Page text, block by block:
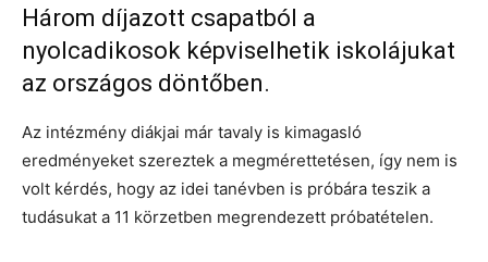
Három díjazott csapatból a
nyolcadikosok képviselhetik iskolájukat
az országos döntőben.
Az intézmény diákjai már tavaly is kimagasló
eredményeket szereztek a megmérettetésen, így nem is
volt kérdés, hogy az idei tanévben is próbára teszik a
tudásukat a 11 körzetben megrendezett próbatételen.